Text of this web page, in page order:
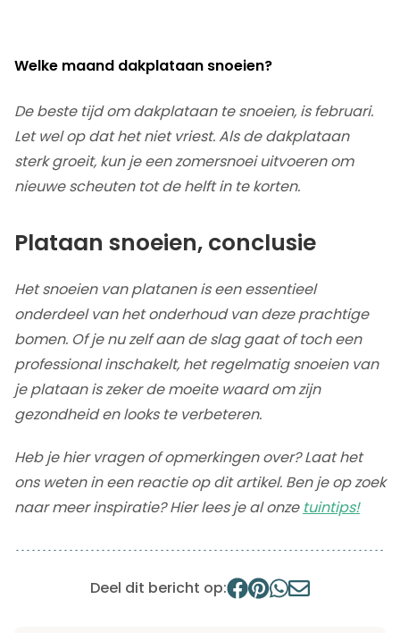
Welke maand dakplataan snoeien?
De beste tijd om dakplataan te snoeien, is februari.
Let wel op dat het niet vriest. Als de dakplataan
sterk groeit, kun je een zomersnoei uitvoeren om
nieuwe scheuten tot de helft in te korten.
Plataan snoeien, conclusie
Het snoeien van platanen is een essentieel
onderdeel van het onderhoud van deze prachtige
bomen. Of je nu zelf aan de slag gaat of toch een
professional inschakelt, het regelmatig snoeien van
je plataan is zeker de moeite waard om zijn
gezondheid en looks te verbeteren.
Heb je hier vragen of opmerkingen over? Laat het
ons weten in een reactie op dit artikel. Ben je op zoek
naar meer inspiratie? Hier lees je al onze tuintips!
Deel dit bericht op: